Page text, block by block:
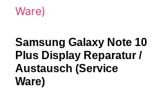
Samsung Galaxy Note 10
Plus Display Reparatur /
Austausch (Service
Ware)